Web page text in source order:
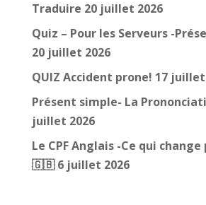
Traduire 20 juillet 2026
Quiz – Pour les Serveurs -
20 juillet 2026
QUIZ Accident prone! 17 juillet
Présent simple- La
juillet 2026
Le CPF Anglais -Ce qui change
🇬🇧 6 juillet 2026